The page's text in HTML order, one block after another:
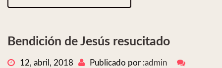
Bendición de Jesús resucitado
12, abril, 2018 Publicado por :admin